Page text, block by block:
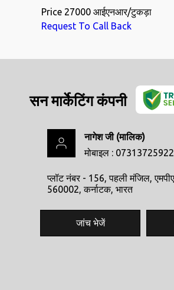
Price 27000 आईएनआर/टुकड़ा
Request To Call Back
सन मार्केटिंग कंपनी
नागेश जी(मालिक)
मोबाइल : 07313725922
प्लॉट नंबर - 156, पहली मंजिल,
560002, कर्नाटक, भारत
जांच भेजें